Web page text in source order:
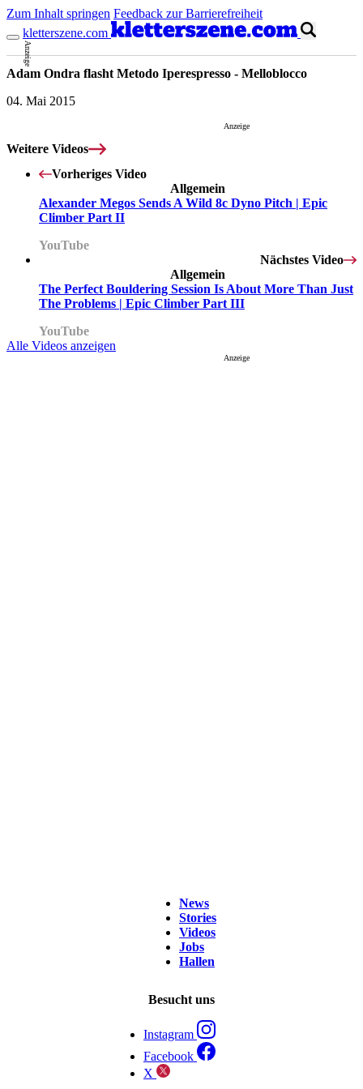
Zum Inhalt springen Feedback zur Barrierefreiheit
kletterszene.com
Anzeige
Adam Ondra flasht Metodo Iperespresso - Melloblocco
04. Mai 2015
Mit dem Laden des Videos akzeptierst du die
Anzeige
Weitere Videos
Vorheriges Video
Allgemein
Alexander Megos Sends A Wild 8c Dyno Pitch | Epic
Climber Part II
YouTube
Nächstes Video
Allgemein
The Perfect Bouldering Session Is About More Than Just
The Problems | Epic Climber Part III
YouTube
Alle Videos anzeigen
Anzeige
News
Stories
Videos
Jobs
Hallen
Besucht uns
Instagram
Facebook
X